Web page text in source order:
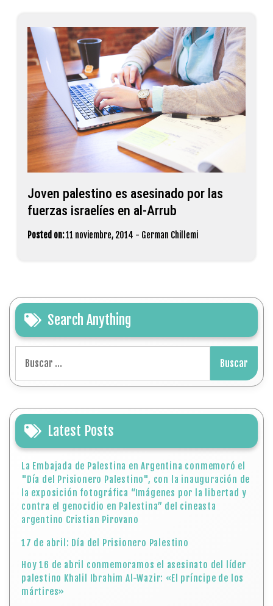
Joven palestino es asesinado por las
fuerzas israelíes en al-Arrub
Posted on:11 noviembre, 2014 - German Chillemi
Search Anything
Latest Posts
La Embajada de Palestina en Argentina conmemoró el
"Día del Prisionero Palestino", con la inauguración de
la exposición fotográfica “Imágenes por la libertad y
contra el genocidio en Palestina” del cineasta
argentino Cristian Pirovano
17 de abril: Día del Prisionero Palestino
Hoy 16 de abril conmemoramos el asesinato del líder
palestino Khalil Ibrahim Al-Wazir: «El príncipe de los
mártires»